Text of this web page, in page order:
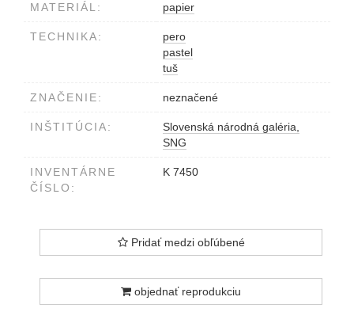
MATERIÁL: papier
TECHNIKA:
pero
pastel
tuš
ZNAČENIE: neznačené
INŠTITÚCIA:
Slovenská národná galéria,
SNG
INVENTÁRNE
ČÍSLO:
K 7450
Pridať medzi obľúbené
objednať reprodukciu